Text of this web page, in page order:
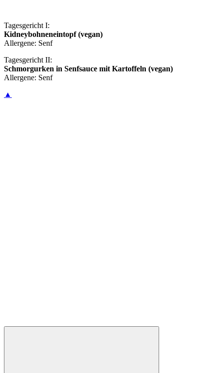
Tagesgericht I:
Kidneybohneneintopf (vegan)
Allergene: Senf
Tagesgericht II:
Schmorgurken in Senfsauce mit Kartoffeln (vegan)
Allergene: Senf
▲